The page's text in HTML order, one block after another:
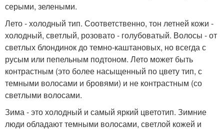
серыми, зелеными.
Лето - холодный тип. Соответственно, тон летней кожи -
холодный, светлый, розовато - голубоватый. Волосы - от
светлых блондинок до темно-каштановых, но всегда с
русым или пепельным подтоном. Лето может быть
контрастным (это более насыщенный по цвету тип, с
темными волосами и бровями) и не контрастным (со
светлыми волосами.
Зима - это холодный и самый яркий цветотип. Зимние
люди обладают темными волосами, светлой кожей и